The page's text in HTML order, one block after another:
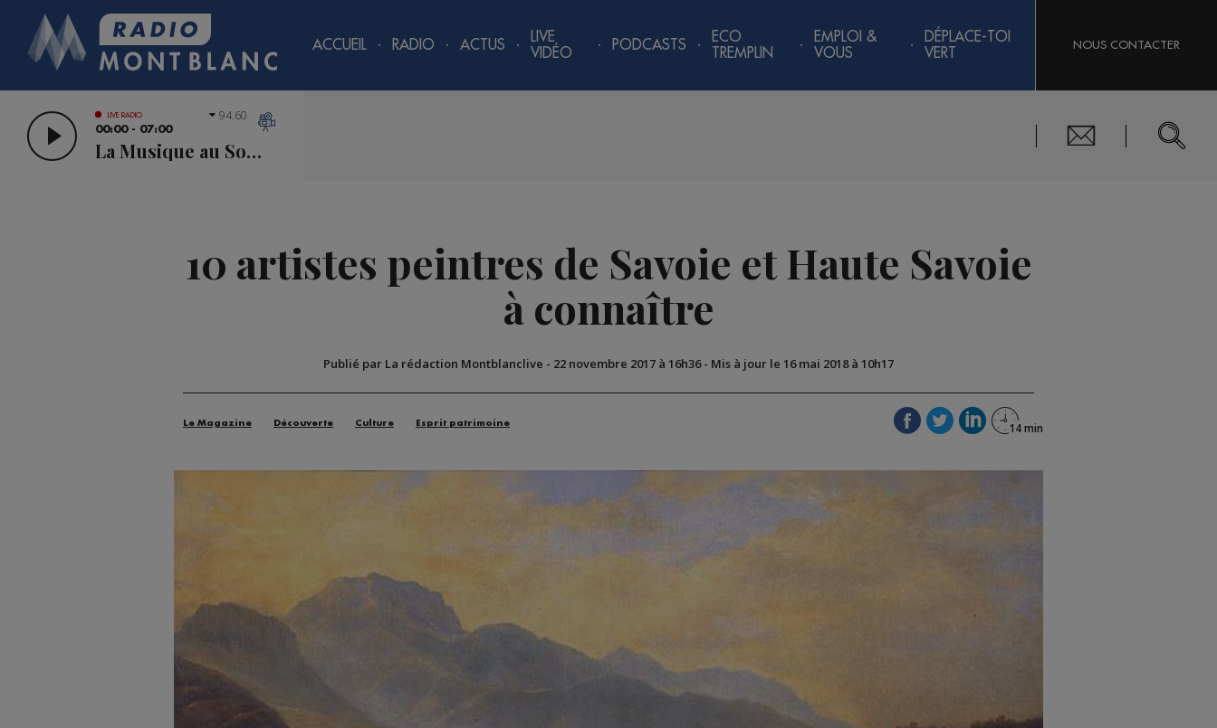
ACCUEIL RADIO ACTUS
LIVE
VIDÉO
PODCASTS
ECO
TREMPLIN
EMPLOI &
VOUS
DÉPLACE-TOI
VERT
NOUS CONTACTER
LIVE RADIO
00:00 - 07:00
La Musique au Sommet
94.60
10 artistes peintres de Savoie et Haute Savoie
à connaître
Publié par La rédaction Montblanclive - 22 novembre 2017 à 16h36- Mis à jour le 16 mai 2018 à 10h17
Le Magazine Découverte Culture Esprit patrimoine